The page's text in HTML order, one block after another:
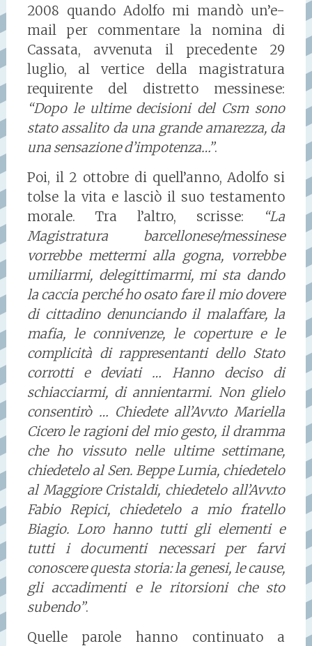
2008 quando Adolfo mi mandò un’e-
mail per commentare la nomina di
Cassata, avvenuta il precedente 29
luglio, al vertice della magistratura
requirente del distretto messinese:
“Dopo le ultime decisioni del Csm sono
stato assalito da una grande amarezza, da
una sensazione d’impotenza…”.
Poi, il 2 ottobre di quell’anno, Adolfo si
tolse la vita e lasciò il suo testamento
morale. Tra l’altro, scrisse: “La
Magistratura barcellonese/messinese
vorrebbe mettermi alla gogna, vorrebbe
umiliarmi, delegittimarmi, mi sta dando
la caccia perché ho osato fare il mio dovere
di cittadino denunciando il malaffare, la
mafia, le connivenze, le coperture e le
complicità di rappresentanti dello Stato
corrotti e deviati … Hanno deciso di
schiacciarmi, di annientarmi. Non glielo
consentirò … Chiedete all’Avv.to Mariella
Cicero le ragioni del mio gesto, il dramma
che ho vissuto nelle ultime settimane,
chiedetelo al Sen. Beppe Lumia, chiedetelo
al Maggiore Cristaldi, chiedetelo all’Avv.to
Fabio Repici, chiedetelo a mio fratello
Biagio. Loro hanno tutti gli elementi e
tutti i documenti necessari per farvi
conoscere questa storia: la genesi, le cause,
gli accadimenti e le ritorsioni che sto
subendo”.
Quelle parole hanno continuato a